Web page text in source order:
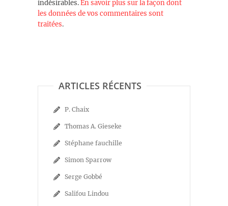
indésirables.En savoir plus sur la façon dont
les données de vos commentaires sont
traitées.
ARTICLES RÉCENTS
P. Chaix
Thomas A. Gieseke
Stéphane fauchille
Simon Sparrow
Serge Gobbé
Salifou Lindou